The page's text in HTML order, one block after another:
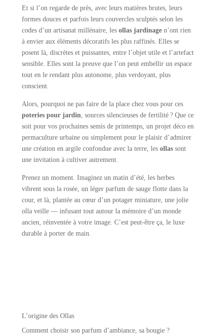
Et si l’on regarde de près, avec leurs matières brutes, leurs
formes douces et parfois leurs couvercles sculptés selon les
codes d’un artisanat millénaire, les ollas jardinagen’ont rien
à envier aux éléments décoratifs les plus raffinés. Elles se
posent là, discrètes et puissantes, entre l’objet utile et l’artefact
sensible. Elles sont la preuve que l’on peut embellir un espace
tout en le rendant plus autonome, plus verdoyant, plus
conscient.
Alors, pourquoi ne pas faire de la place chez vous pour ces
poteries pour jardin, sources silencieuses de fertilité ? Que ce
soit pour vos prochaines semis de printemps, un projet déco en
permaculture urbaine ou simplement pour le plaisir d’admirer
une création en argile confondue avec la terre, les ollassont
une invitation à cultiver autrement.
Prenez un moment. Imaginez un matin d’été, les herbes
vibrent sous la rosée, un léger parfum de sauge flotte dans la
cour, et là, plantée au cœur d’un potager miniature, une jolie
olla veille — infusant tout autour la mémoire d’un monde
ancien, réinventée à votre image. C’est peut-être ça, le luxe
durable à porter de main.
L’origine des Ollas
Comment choisir son parfum d’ambiance, sa bougie ?